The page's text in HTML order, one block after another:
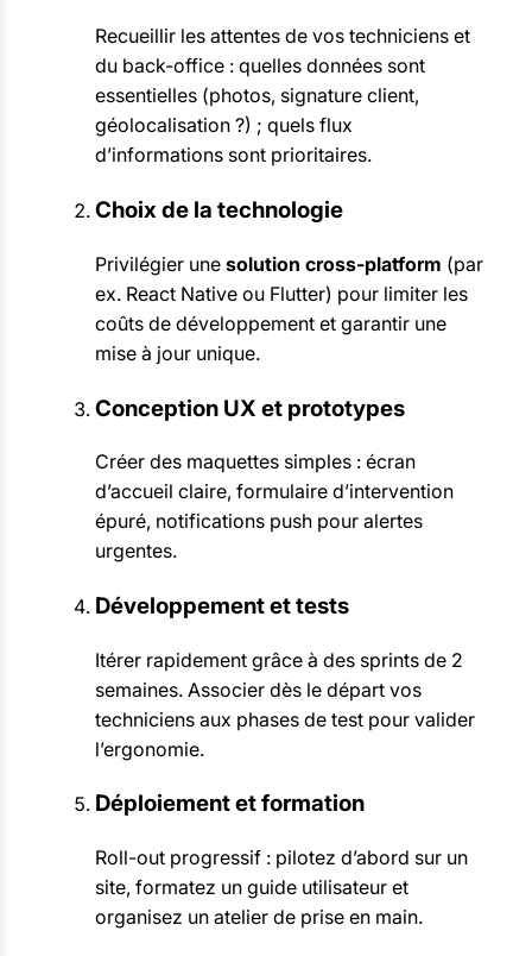
Recueillir les attentes de vos techniciens et
du back-office : quelles données sont
essentielles (photos, signature client,
géolocalisation ?) ; quels flux
d’informations sont prioritaires.
Choix de la technologie
Privilégier une solution cross-platform (par
ex. React Native ou Flutter) pour limiter les
coûts de développement et garantir une
mise à jour unique.
Conception UX et prototypes
Créer des maquettes simples : écran
d’accueil claire, formulaire d’intervention
épuré, notifications push pour alertes
urgentes.
Développement et tests
Itérer rapidement grâce à des sprints de 2
semaines. Associer dès le départ vos
techniciens aux phases de test pour valider
l’ergonomie.
Déploiement et formation
Roll-out progressif : pilotez d’abord sur un
site, formatez un guide utilisateur et
organisez un atelier de prise en main.